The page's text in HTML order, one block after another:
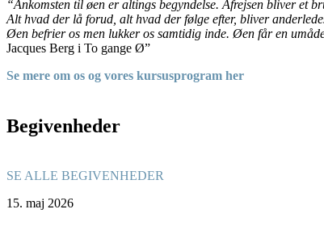
“Ankomsten til øen er altings begyndelse. Afrejsen bliver et
Alt hvad der lå forud, alt hvad der følge efter, bliver
Øen befrier os men lukker os samtidig inde. Øen får en
Jacques Berg i To gange Ø”
Se mere om os og vores kursusprogram her
Begivenheder
SE ALLE BEGIVENHEDER
15. maj 2026